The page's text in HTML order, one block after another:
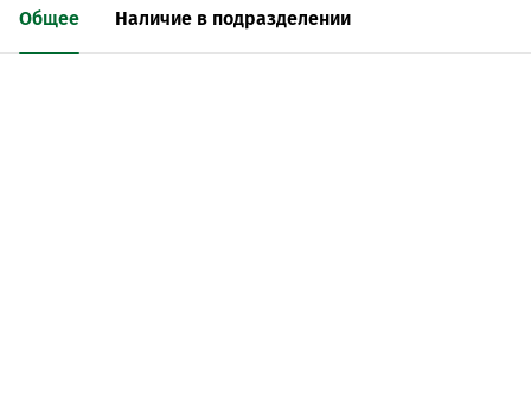
Общее Наличие в подразделении